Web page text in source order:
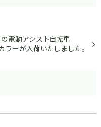
電動アシスト自転車
ラーが入荷いたしました。